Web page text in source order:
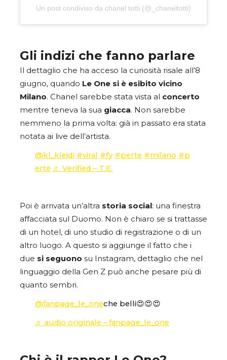
Un post condiviso da chanel totti (@_chaneltotti)
Gli indizi che fanno parlare
Il dettaglio che ha acceso la curiosità risale all’8
giugno, quando Le One si è esibito vicino
Milano. Chanel sarebbe stata vista al concerto
mentre teneva la sua giacca. Non sarebbe
nemmeno la prima volta: già in passato era stata
notata ai live dell’artista.
@kl_klejdi #viral #fy #perte #milano #p
erte ♬ Verified – T.E.
Poi è arrivata un’altra storia social: una finestra
affacciata sul Duomo. Non è chiaro se si trattasse
di un hotel, di uno studio di registrazione o di un
altro luogo. A questo si aggiunge il fatto che i
due si seguono su Instagram, dettaglio che nel
linguaggio della Gen Z può anche pesare più di
quanto sembri.
@fanpage_le_oneche belli😍😍😍
♬ audio originale – fanpage_le_one